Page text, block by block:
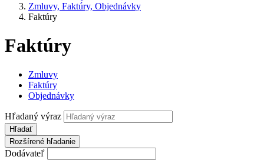
Zmluvy, Faktúry, Objednávky
Faktúry
Faktúry
Zmluvy
Faktúry
Objednávky
Hľadaný výraz
Hľadať
Rozšírené hľadanie
Dodávateľ